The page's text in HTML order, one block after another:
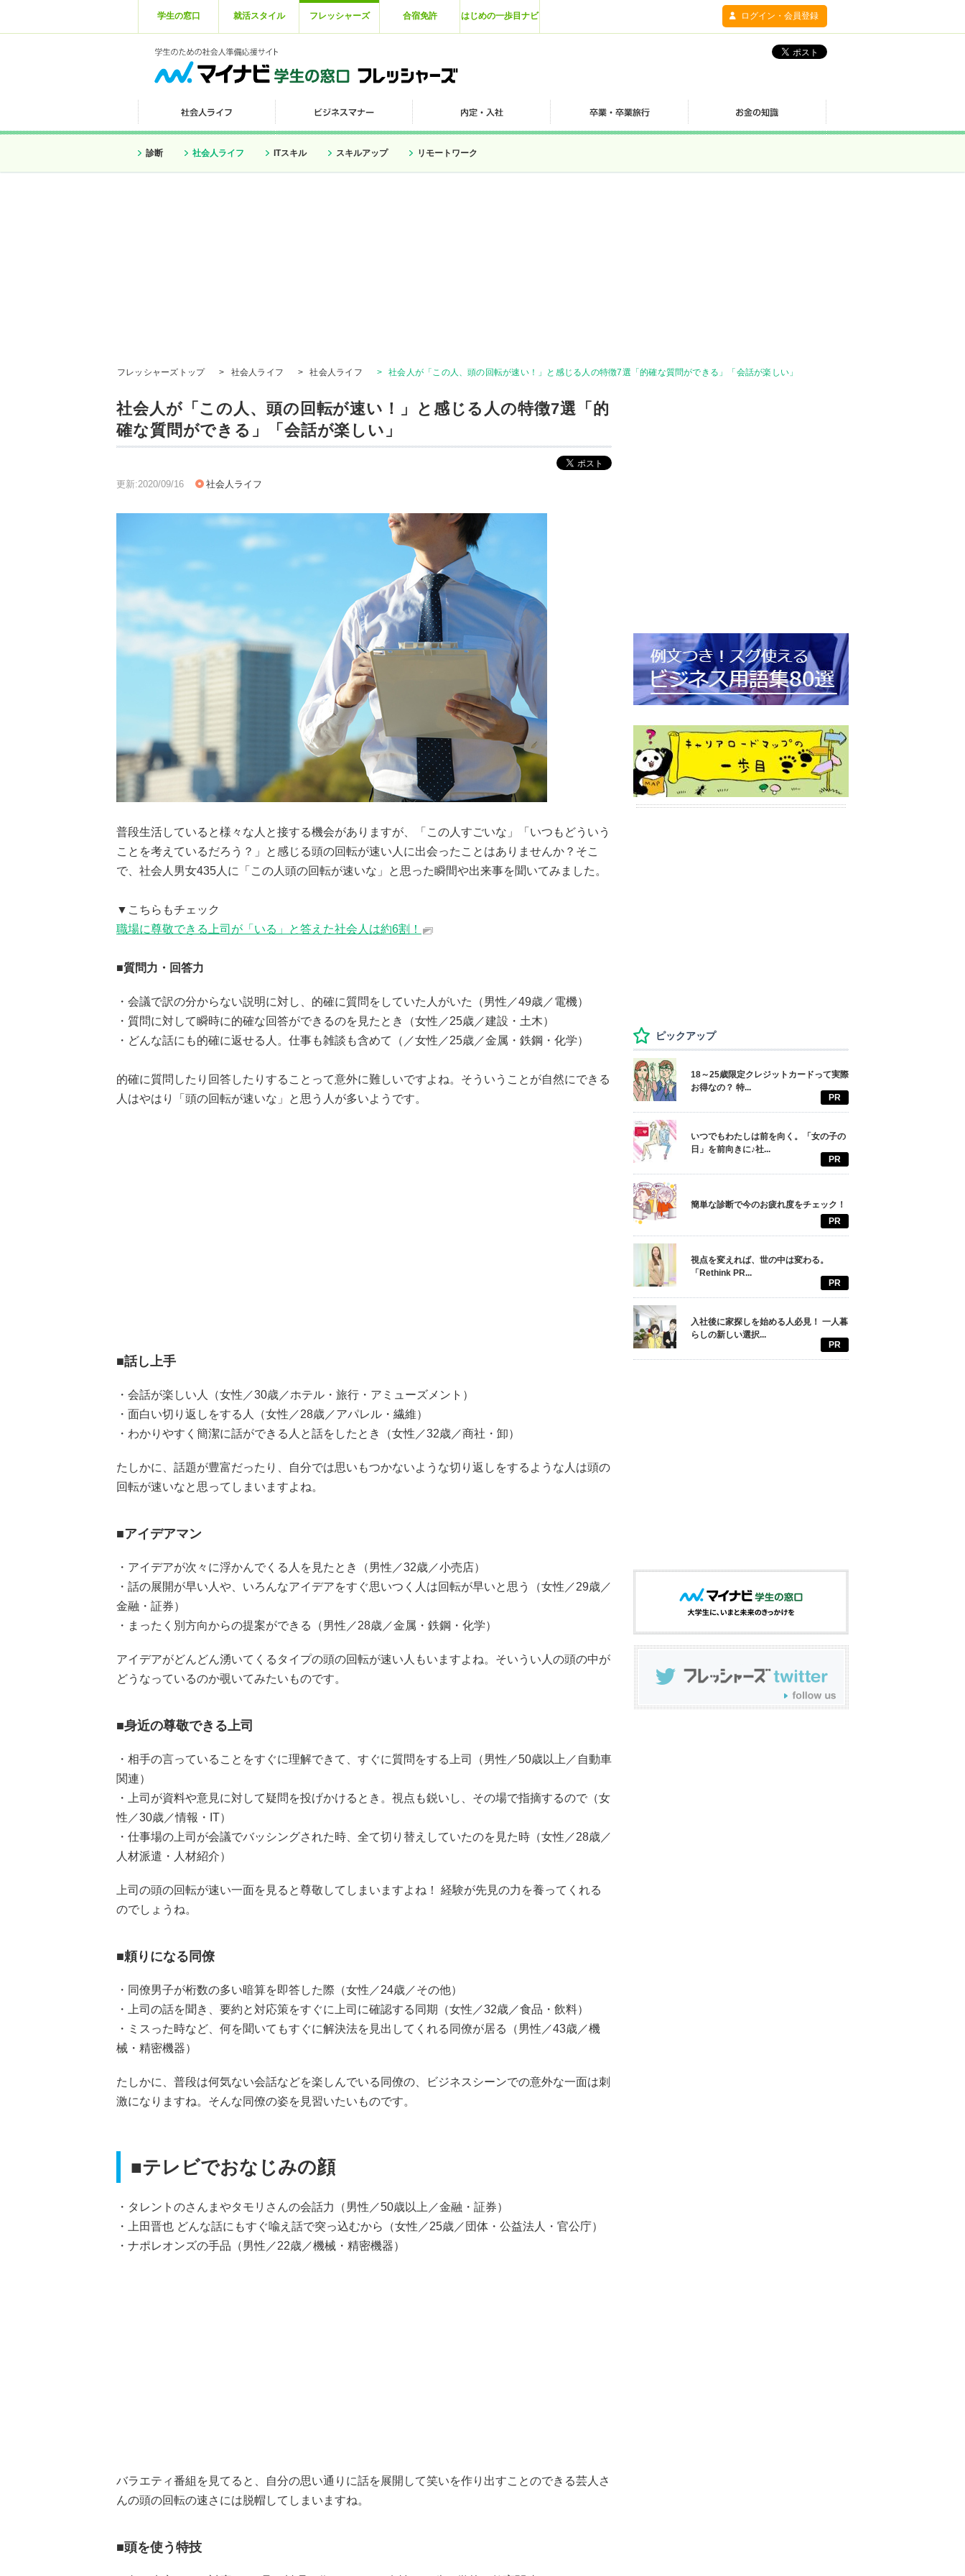
学生の窓口 就活スタイル フレッシャーズ 合宿免許 はじめの一歩目ナビ ログイン・会員登録
診断 社会人ライフ ITスキル スキルアップ リモートワーク
フレッシャーズトップ > 社会人ライフ > 社会人ライフ > 社会人が「この人、頭の回転が速い！」と感じる人の特徴7選「的確な質問ができる」「会話が楽しい」
社会人が「この人、頭の回転が速い！」と感じる人の特徴7選「的
確な質問ができる」「会話が楽しい」
更新:2020/09/16 社会人ライフ
普段生活していると様々な人と接する機会がありますが、「この人すごいな」「いつもどういう
ことを考えているだろう？」と感じる頭の回転が速い人に出会ったことはありませんか？そこ
で、社会人男女435人に「この人頭の回転が速いな」と思った瞬間や出来事を聞いてみました。
▼こちらもチェック
職場に尊敬できる上司が「いる」と答えた社会人は約6割！
■質問力・回答力
・会議で訳の分からない説明に対し、的確に質問をしていた人がいた（男性／49歳／電機）
・質問に対して瞬時に的確な回答ができるのを見たとき（女性／25歳／建設・土木）
・どんな話にも的確に返せる人。仕事も雑談も含めて（／女性／25歳／金属・鉄鋼・化学）
的確に質問したり回答したりすることって意外に難しいですよね。そういうことが自然にできる
人はやはり「頭の回転が速いな」と思う人が多いようです。
■話し上手
・会話が楽しい人（女性／30歳／ホテル・旅行・アミューズメント）
・面白い切り返しをする人（女性／28歳／アパレル・繊維）
・わかりやすく簡潔に話ができる人と話をしたとき（女性／32歳／商社・卸）
たしかに、話題が豊富だったり、自分では思いもつかないような切り返しをするような人は頭の
回転が速いなと思ってしまいますよね。
■アイデアマン
・アイデアが次々に浮かんでくる人を見たとき（男性／32歳／小売店）
・話の展開が早い人や、いろんなアイデアをすぐ思いつく人は回転が早いと思う（女性／29歳／
金融・証券）
・まったく別方向からの提案ができる（男性／28歳／金属・鉄鋼・化学）
アイデアがどんどん湧いてくるタイプの頭の回転が速い人もいますよね。そいうい人の頭の中が
どうなっているのか覗いてみたいものです。
■身近の尊敬できる上司
・相手の言っていることをすぐに理解できて、すぐに質問をする上司（男性／50歳以上／自動車
関連）
・上司が資料や意見に対して疑問を投げかけるとき。視点も鋭いし、その場で指摘するので（女
性／30歳／情報・IT）
・仕事場の上司が会議でバッシングされた時、全て切り替えしていたのを見た時（女性／28歳／
人材派遣・人材紹介）
上司の頭の回転が速い一面を見ると尊敬してしまいますよね！ 経験が先見の力を養ってくれる
のでしょうね。
■頼りになる同僚
・同僚男子が桁数の多い暗算を即答した際（女性／24歳／その他）
・上司の話を聞き、要約と対応策をすぐに上司に確認する同期（女性／32歳／食品・飲料）
・ミスった時など、何を聞いてもすぐに解決法を見出してくれる同僚が居る（男性／43歳／機
械・精密機器）
たしかに、普段は何気ない会話などを楽しんでいる同僚の、ビジネスシーンでの意外な一面は刺
激になりますね。そんな同僚の姿を見習いたいものです。
■テレビでおなじみの顔
・タレントのさんまやタモリさんの会話力（男性／50歳以上／金融・証券）
・上田晋也 どんな話にもすぐ喩え話で突っ込むから（女性／25歳／団体・公益法人・官公庁）
・ナポレオンズの手品（男性／22歳／機械・精密機器）
バラエティ番組を見てると、自分の思い通りに話を展開して笑いを作り出すことのできる芸人さ
んの頭の回転の速さには脱帽してしまいますね。
■頭を使う特技
ピックアップ
18～25歳限定クレジットカードって実際
お得なの？ 特...
PR
いつでもわたしは前を向く。「女の子の
日」を前向きに♪社...
PR
簡単な診断で今のお疲れ度をチェック！
PR
視点を変えれば、世の中は変わる。
「Rethink PR...
PR
入社後に家探しを始める人必見！ 一人暮
らしの新しい選択...
PR